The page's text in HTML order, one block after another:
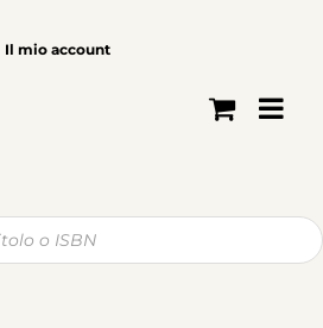
Il mio account